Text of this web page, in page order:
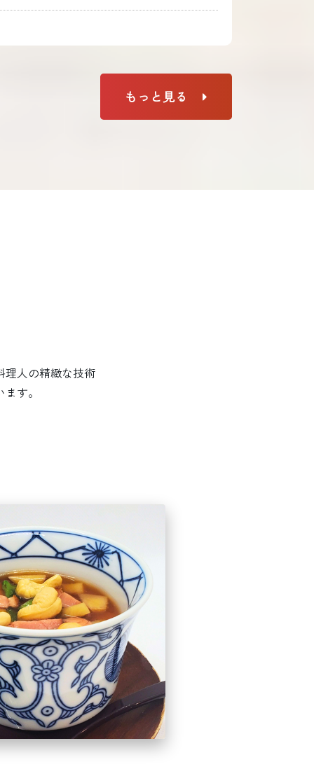
もっと見る
理人の精緻な技術
す。